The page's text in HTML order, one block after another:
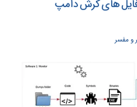
فایل های کرش دامپ
و مفسر